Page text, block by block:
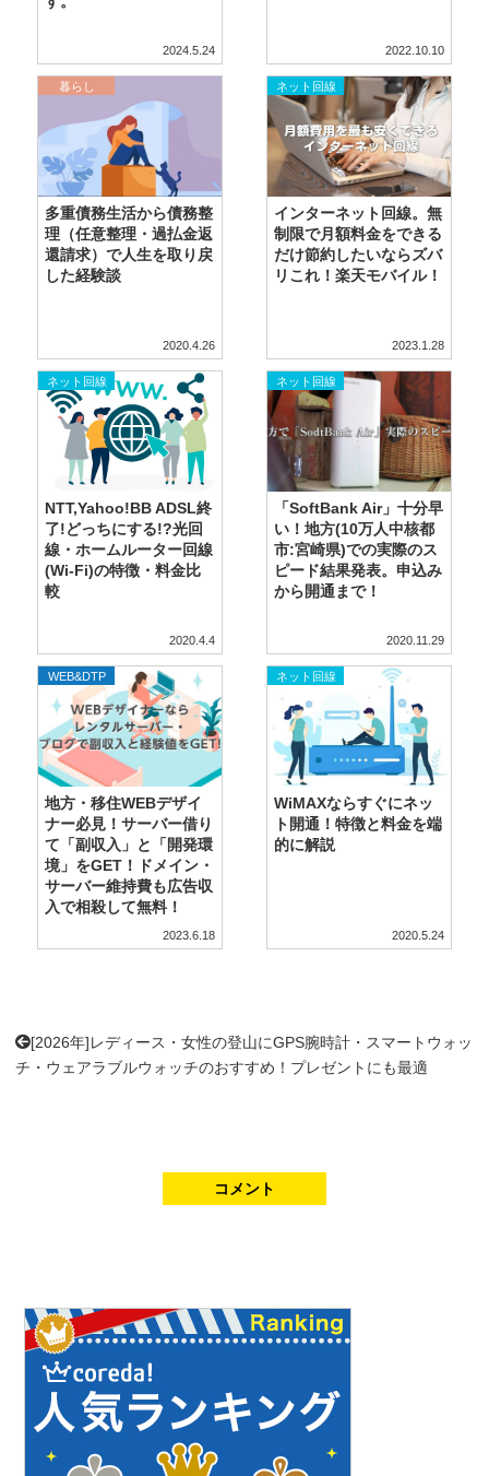
2024.5.24 2022.10.10
多重債務生活から債務整
理（任意整理・過払金返
還請求）で人生を取り戻
した経験談
2020.4.26
暮らし
インターネット回線。無
制限で月額料金をできる
だけ節約したいならズバ
リこれ！楽天モバイル！
2023.1.28
ネット回線
NTT,Yahoo!BB ADSL終
了!どっちにする!?光回
線・ホームルーター回線
(Wi-Fi)の特徴・料金比
較
2020.4.4
ネット回線
「SoftBank Air」十分早
い！地方(10万人中核都
市:宮崎県)での実際のス
ピード結果発表。申込み
から開通まで！
2020.11.29
ネット回線
地方・移住WEBデザイ
ナー必見！サーバー借り
て「副収入」と「開発環
境」をGET！ドメイン・
サーバー維持費も広告収
入で相殺して無料！
2023.6.18
WordPress
,
WEB&DTP
WiMAXならすぐにネッ
ト開通！特徴と料金を端
的に解説
2020.5.24
ネット回線
[2026年]レディース・女性の登山にGPS腕時計・スマートウォッ
チ・ウェアラブルウォッチのおすすめ！プレゼントにも最適
コメント